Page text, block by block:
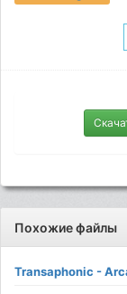
Похожие файлы
Transaphonic -